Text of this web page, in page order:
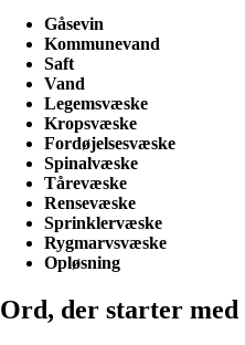
Gåsevin
Kommunevand
Saft
Vand
Legemsvæske
Kropsvæske
Fordøjelsesvæske
Spinalvæske
Tårevæske
Rensevæske
Sprinklervæske
Rygmarvsvæske
Opløsning
Ord, der starter med